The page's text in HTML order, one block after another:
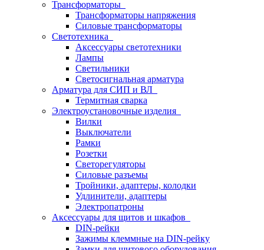
Трансформаторы
Трансформаторы напряжения
Силовые трансформаторы
Светотехника
Аксессуары светотехники
Лампы
Светильники
Светосигнальная арматура
Арматура для СИП и ВЛ
Термитная сварка
Электроустановочные изделия
Вилки
Выключатели
Рамки
Розетки
Светорегуляторы
Силовые разъемы
Тройники, адаптеры, колодки
Удлинители, адаптеры
Электропатроны
Аксессуары для щитов и шкафов
DIN-рейки
Зажимы клеммные на DIN-рейку